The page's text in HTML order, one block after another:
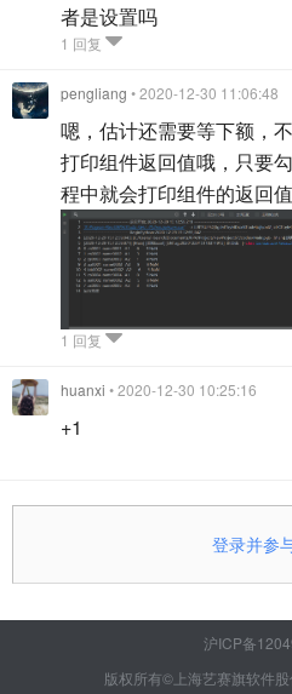
者是设置吗
1 回复
pengliang • 2020-12-30 11:06:48
嗯，估计还需要等下额，
打印组件返回值哦，只要
程中就会打印组件的返回值
1 回复
huanxi • 2020-12-30 10:25:16
+1
登录并参
沪ICP备
版权所有©上海艺赛旗软件